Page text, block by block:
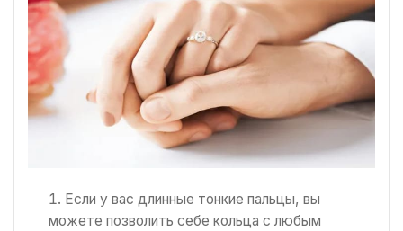
Если у вас длинные тонкие пальцы, вы
можете позволить себе кольца с любым